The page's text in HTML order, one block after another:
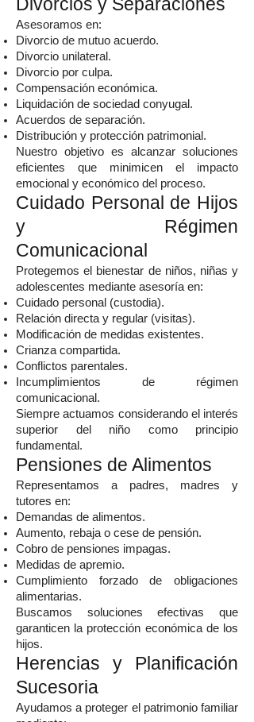
Divorcios y Separaciones
Asesoramos en:
Divorcio de mutuo acuerdo.
Divorcio unilateral.
Divorcio por culpa.
Compensación económica.
Liquidación de sociedad conyugal.
Acuerdos de separación.
Distribución y protección patrimonial.
Nuestro objetivo es alcanzar soluciones
eficientes que minimicen el impacto
emocional y económico del proceso.
Cuidado Personal de Hijos
y Régimen
Comunicacional
Protegemos el bienestar de niños, niñas y
adolescentes mediante asesoría en:
Cuidado personal (custodia).
Relación directa y regular (visitas).
Modificación de medidas existentes.
Crianza compartida.
Conflictos parentales.
Incumplimientos de régimen
comunicacional.
Siempre actuamos considerando el interés
superior del niño como principio
fundamental.
Pensiones de Alimentos
Representamos a padres, madres y
tutores en:
Demandas de alimentos.
Aumento, rebaja o cese de pensión.
Cobro de pensiones impagas.
Medidas de apremio.
Cumplimiento forzado de obligaciones
alimentarias.
Buscamos soluciones efectivas que
garanticen la protección económica de los
hijos.
Herencias y Planificación
Sucesoria
Ayudamos a proteger el patrimonio familiar